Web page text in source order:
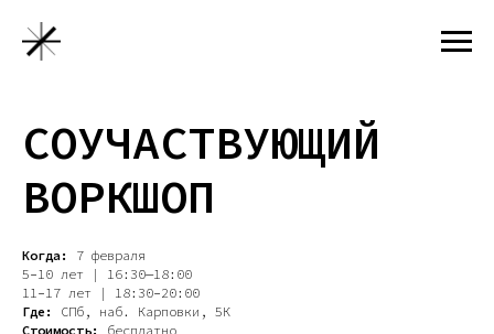
СОУЧАСТВУЮЩИЙ
ВОРКШОП
Когда:
7 февраля
5−10 лет | 16:30—18:00
11−17 лет | 18:30−20:00
Где:
СПб, наб. Карповки, 5К
Стоимость:
бесплатно